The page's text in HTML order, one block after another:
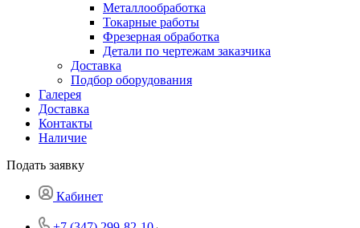
Металлообработка
Токарные работы
Фрезерная обработка
Детали по чертежам заказчика
Доставка
Подбор оборудования
Галерея
Доставка
Контакты
Наличие
Подать заявку
Кабинет